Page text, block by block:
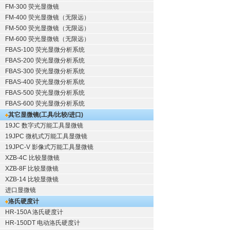
FM-300 荧光显微镜
FM-400 荧光显微镜（无限远）
FM-500 荧光显微镜（无限远）
FM-600 荧光显微镜（无限远）
FBAS-100 荧光显微分析系统
FBAS-200 荧光显微分析系统
FBAS-300 荧光显微分析系统
FBAS-400 荧光显微分析系统
FBAS-500 荧光显微分析系统
FBAS-600 荧光显微分析系统
其它显微镜(工具/比较/进口)
19JC 数字式万能工具显微镜
19JPC 微机式万能工具显微镜
19JPC-V 影像式万能工具显微镜
XZB-4C 比较显微镜
XZB-8F 比较显微镜
XZB-14 比较显微镜
进口显微镜
洛氏硬度计
HR-150A 洛氏硬度计
HR-150DT 电动洛氏硬度计